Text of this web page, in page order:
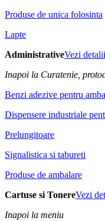
Produse de unica folosinta
Lapte
AdministrativeVezi detalii
Inapoi la Curatenie,
Benzi adezive pentru
Dispensere industriale
Prelungitoare
Signalistica si tabureti
Produse de ambalare
Cartuse si TonereVezi
Inapoi la meniu